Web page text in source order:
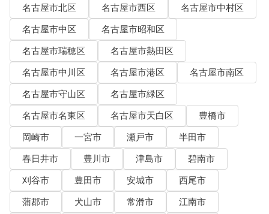
名古屋市北区
名古屋市西区
名古屋市中村区
名古屋市中区
名古屋市昭和区
名古屋市瑞穂区
名古屋市熱田区
名古屋市中川区
名古屋市港区
名古屋市南区
名古屋市守山区
名古屋市緑区
名古屋市名東区
名古屋市天白区
豊橋市
岡崎市
一宮市 瀬戸市
半田市
春日井市
豊川市 津島市
碧南市
刈谷市
豊田市 安城市
西尾市
蒲郡市
犬山市 常滑市
江南市